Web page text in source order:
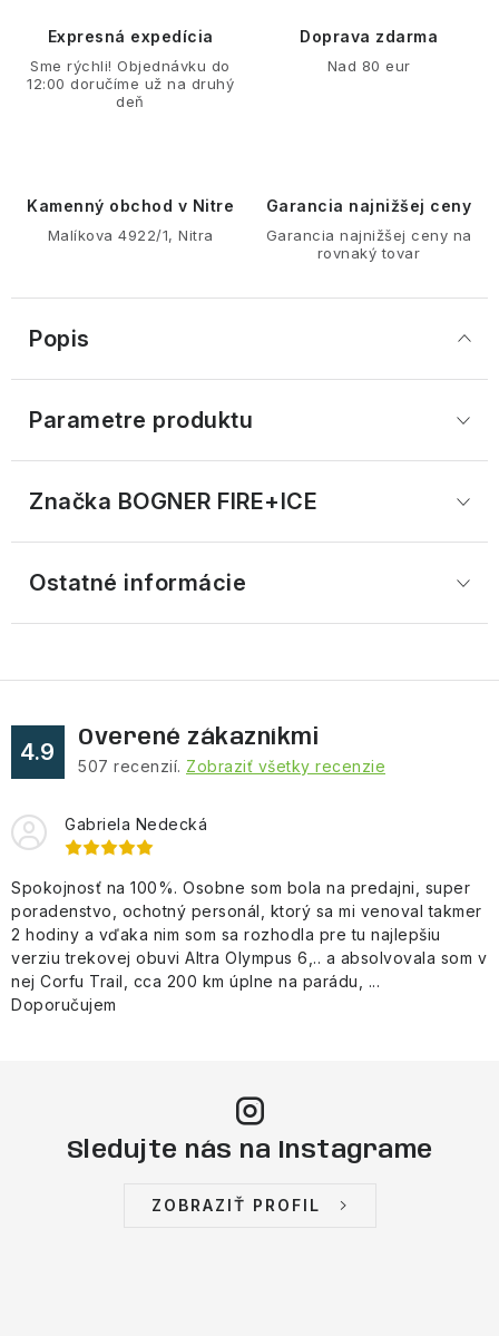
Expresná expedícia
Sme rýchli! Objednávku do
12:00 doručíme už na druhý
deň
Doprava zdarma
Nad 80 eur
Kamenný obchod v Nitre
Malíkova 4922/1, Nitra
Garancia najnižšej ceny
Garancia najnižšej ceny na
rovnaký tovar
Popis
Parametre produktu
Značka BOGNER FIRE+ICE
Ostatné informácie
4.9
Overené zákazníkmi
507 recenzií. Zobraziť všetky recenzie
Gabriela Nedecká
Spokojnosť na 100%. Osobne som bola na predajni, super
poradenstvo, ochotný personál, ktorý sa mi venoval takmer
2 hodiny a vďaka nim som sa rozhodla pre tu najlepšiu
verziu trekovej obuvi Altra Olympus 6,.. a absolvovala som v
nej Corfu Trail, cca 200 km úplne na parádu, ...
Doporučujem
Sledujte nás na Instagrame
ZOBRAZIŤ PROFIL